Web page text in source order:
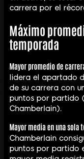
carrera por el
Máximo
temporada
Mayor promedio de
lidera el apartado
de su carrera con
puntos por partido
Chamberlain).
Mayor media en una
Chamberlain
puntos por partido